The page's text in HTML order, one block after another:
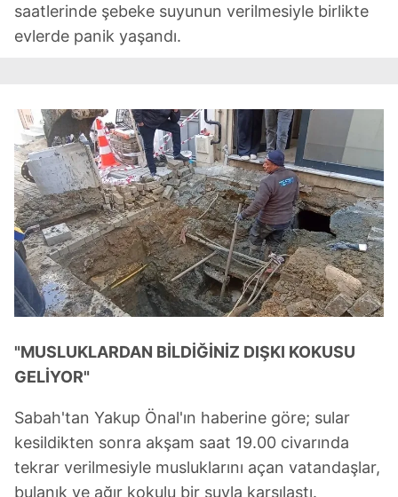
saatlerinde şebeke suyunun verilmesiyle birlikte
evlerde panik yaşandı.
"MUSLUKLARDAN BİLDİĞİNİZ DIŞKI KOKUSU
GELİYOR"
Sabah'tan Yakup Önal'ın haberine göre; sular
kesildikten sonra akşam saat 19.00 civarında
tekrar verilmesiyle musluklarını açan vatandaşlar,
bulanık ve ağır kokulu bir suyla karşılaştı.